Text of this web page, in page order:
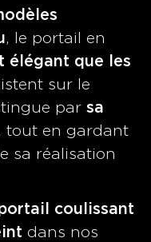
, le portail en
élégant que les
sur le
par sa
, tout en gardant
sa réalisation
coulissant
dans nos